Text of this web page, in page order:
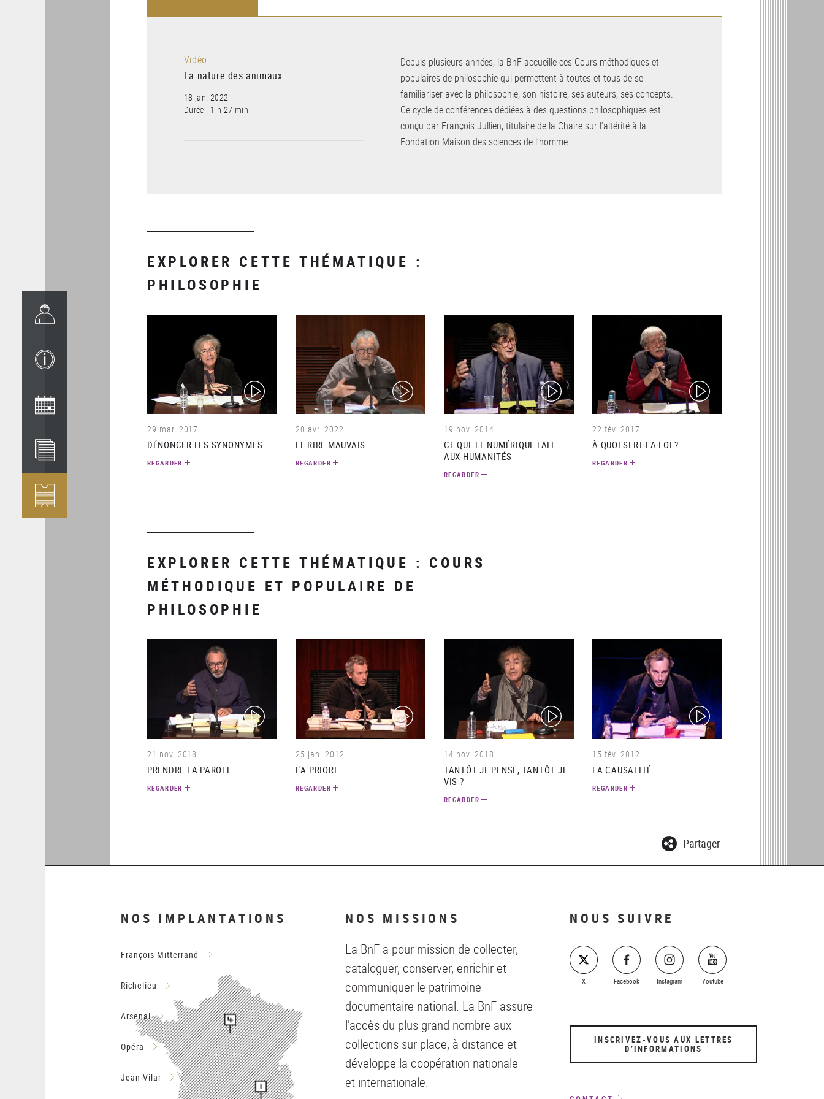
Vidéo
La nature des animaux
18 jan. 2022
Durée : 1 h 27 min
Depuis plusieurs années, la BnF accueille ces Cours méthodiques et
populaires de philosophie qui permettent à toutes et tous de se
familiariser avec la philosophie, son histoire, ses auteurs, ses concepts.
Ce cycle de conférences dédiées à des questions philosophiques est
conçu par François Jullien, titulaire de la Chaire sur l’altérité à la
Fondation Maison des sciences de l’homme.
EXPLORER CETTE THÉMATIQUE :
PHILOSOPHIE
(video)
29 mar. 2017
DÉNONCER LES SYNONYMES
REGARDER
(video)
20 avr. 2022
LE RIRE MAUVAIS
REGARDER
(video)
19 nov. 2014
CE QUE LE NUMÉRIQUE FAIT
AUX HUMANITÉS
REGARDER
(video)
22 fév. 2017
À QUOI SERT LA FOI ?
REGARDER
EXPLORER CETTE THÉMATIQUE : COURS
MÉTHODIQUE ET POPULAIRE DE
PHILOSOPHIE
(video)
21 nov. 2018
PRENDRE LA PAROLE
REGARDER
(video)
25 jan. 2012
L'A PRIORI
REGARDER
(video)
14 nov. 2018
TANTÔT JE PENSE, TANTÔT JE
VIS ?
REGARDER
(video)
15 fév. 2012
LA CAUSALITÉ
REGARDER
Partager
NOS IMPLANTATIONS
François-Mitterrand
Richelieu
Arsenal
Opéra
Jean-Vilar
NOS MISSIONS
La BnF a pour mission de collecter,
cataloguer, conserver, enrichir et
communiquer le patrimoine
documentaire national. La BnF assure
l’accès du plus grand nombre aux
collections sur place, à distance et
développe la coopération nationale
et internationale.
NOUS SUIVRE
X Facebook Instagram Youtube
INSCRIVEZ-VOUS AUX LETTRES
D’INFORMATIONS